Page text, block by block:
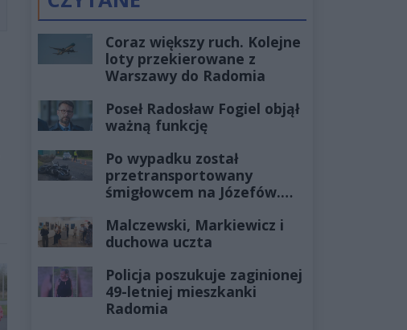
Coraz większy ruch. Kolejne
loty przekierowane z
Warszawy do Radomia
Poseł Radosław Fogiel objął
ważną funkcję
Po wypadku został
przetransportowany
śmigłowcem na Józefów.
żyłach
Malczewski, Markiewicz i
duchowa uczta
Policja poszukuje zaginionej
49-letniej mieszkanki
Radomia